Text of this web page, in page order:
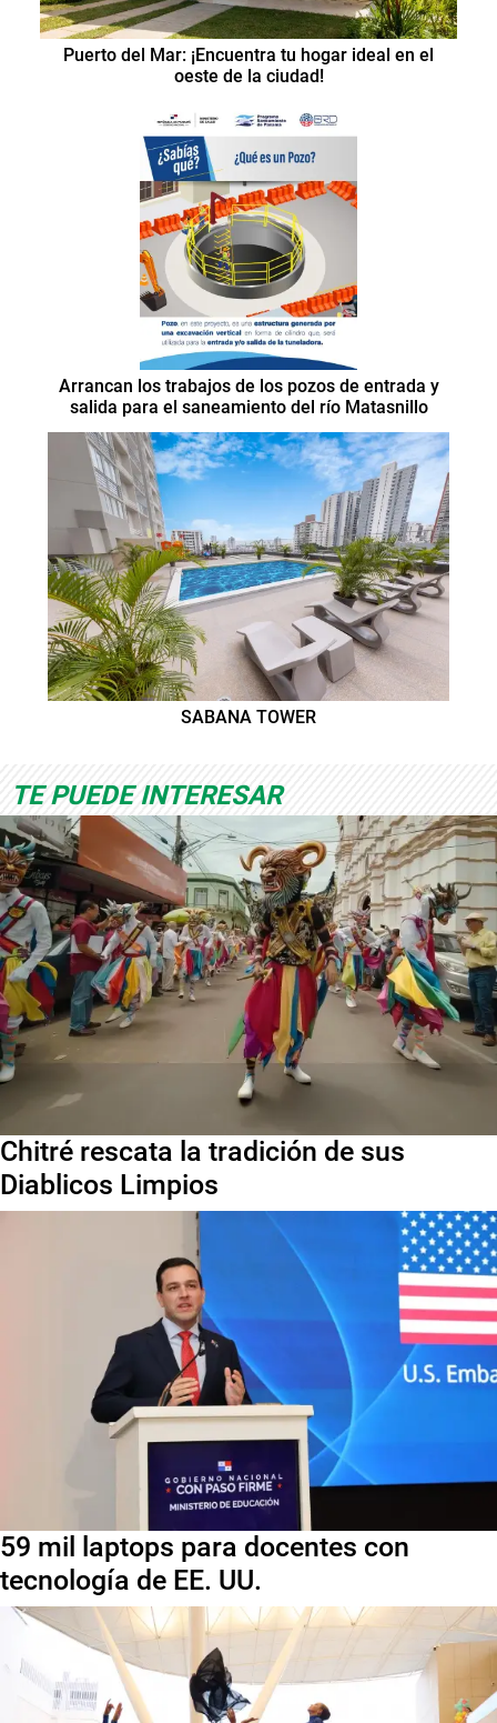
Puerto del Mar: ¡Encuentra tu hogar ideal en el
oeste de la ciudad!
Arrancan los trabajos de los pozos de entrada y
salida para el saneamiento del río Matasnillo
SABANA TOWER
TE PUEDE INTERESAR
Chitré rescata la tradición de sus
Diablicos Limpios
59 mil laptops para docentes con
tecnología de EE. UU.